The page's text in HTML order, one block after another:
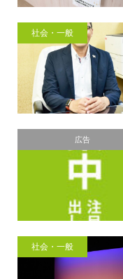
社会・一般
広告
社会・一般